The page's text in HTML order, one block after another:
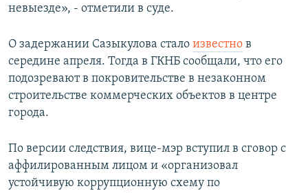
невыезде», - отметили в суде.
О задержании Сазыкулова стало известно в
середине апреля. Тогда в ГКНБ сообщали, что его
подозревают в покровительстве в незаконном
строительстве коммерческих объектов в центре
города.
По версии следствия, вице-мэр вступил в сговор с
аффилированным лицом и «организовал
устойчивую коррупционную схему по